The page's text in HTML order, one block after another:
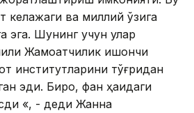
келажаги ва миллий ўзига
эга. Шунинг учун улар
Жамоатчилик ишончи
институтларини тўғридан
эди. Бироқ, фан ҳақидаги
«, - деди Жанна